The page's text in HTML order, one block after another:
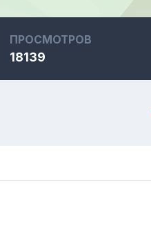
ПРОСМОТРОВ
18139